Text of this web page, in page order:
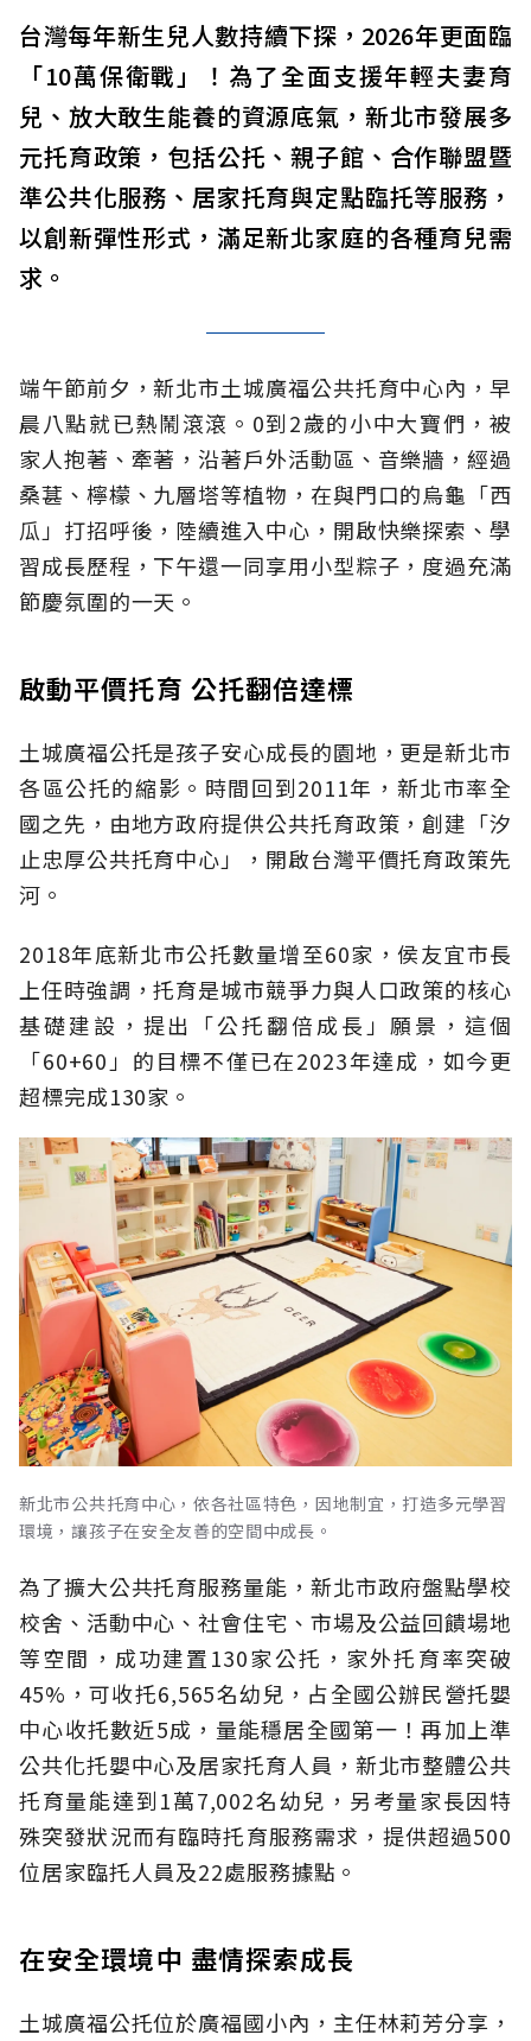
台灣每年新生兒人數持續下探，2026年更面臨
「10萬保衛戰」！為了全面支援年輕夫妻育
兒、放大敢生能養的資源底氣，新北市發展多
元托育政策，包括公托、親子館、合作聯盟暨
準公共化服務、居家托育與定點臨托等服務，
以創新彈性形式，滿足新北家庭的各種育兒需
求。
端午節前夕，新北市土城廣福公共托育中心內，早
晨八點就已熱鬧滾滾。0到2歲的小中大寶們，被
家人抱著、牽著，沿著戶外活動區、音樂牆，經過
桑葚、檸檬、九層塔等植物，在與門口的烏龜「西
瓜」打招呼後，陸續進入中心，開啟快樂探索、學
習成長歷程，下午還一同享用小型粽子，度過充滿
節慶氛圍的一天。
啟動平價托育 公托翻倍達標
土城廣福公托是孩子安心成長的園地，更是新北市
各區公托的縮影。時間回到2011年，新北市率全
國之先，由地方政府提供公共托育政策，創建「汐
止忠厚公共托育中心」，開啟台灣平價托育政策先
河。
2018年底新北市公托數量增至60家，侯友宜市長
上任時強調，托育是城市競爭力與人口政策的核心
基礎建設，提出「公托翻倍成長」願景，這個
「60+60」的目標不僅已在2023年達成，如今更
超標完成130家。
新北市公共托育中心，依各社區特色，因地制宜，打造多元學習
環境，讓孩子在安全友善的空間中成長。
為了擴大公共托育服務量能，新北市政府盤點學校
校舍、活動中心、社會住宅、市場及公益回饋場地
等空間，成功建置130家公托，家外托育率突破
45%，可收托6,565名幼兒，占全國公辦民營托嬰
中心收托數近5成，量能穩居全國第一！再加上準
公共化托嬰中心及居家托育人員，新北市整體公共
托育量能達到1萬7,002名幼兒，另考量家長因特
殊突發狀況而有臨時托育服務需求，提供超過500
位居家臨托人員及22處服務據點。
在安全環境中 盡情探索成長
土城廣福公托位於廣福國小內，主任林莉芳分享，